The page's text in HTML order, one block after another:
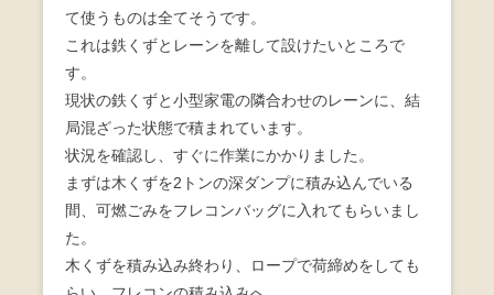
て使うものは全てそうです。
これは鉄くずとレーンを離して設けたいところで
す。
現状の鉄くずと小型家電の隣合わせのレーンに、結
局混ざった状態で積まれています。
状況を確認し、すぐに作業にかかりました。
まずは木くずを2トンの深ダンプに積み込んでいる
間、可燃ごみをフレコンバッグに入れてもらいまし
た。
木くずを積み込み終わり、ロープで荷締めをしても